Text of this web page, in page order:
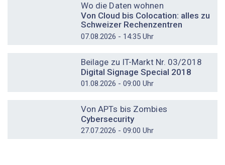
Wo die Daten wohnen
Von Cloud bis Colocation: alles zu
Schweizer Rechenzentren
07.08.2026 - 14:35 Uhr
Beilage zu IT-Markt Nr. 03/2018
Digital Signage Special 2018
01.08.2026 - 09:00 Uhr
Von APTs bis Zombies
Cybersecurity
27.07.2026 - 09:00 Uhr